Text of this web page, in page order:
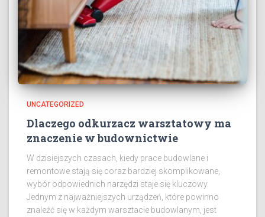
UNCATEGORIZED
Dlaczego odkurzacz warsztatowy ma
znaczenie w budownictwie
W dzisiejszych czasach, kiedy prace budowlane i
remontowe stają się coraz bardziej skomplikowane,
wybór odpowiednich narzędzi staje się kluczowy.
Jednym z najważniejszych urządzeń, które powinno
znaleźć się w każdym warsztacie budowlanym, jest